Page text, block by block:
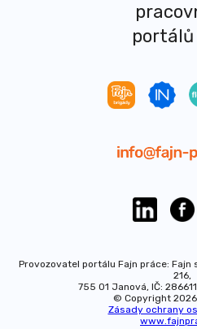
portálů
Provozovatel portálu Fajn práce: Fajn
216,
755 01 Janová, IČ:
© Copyright
Zásady ochrany